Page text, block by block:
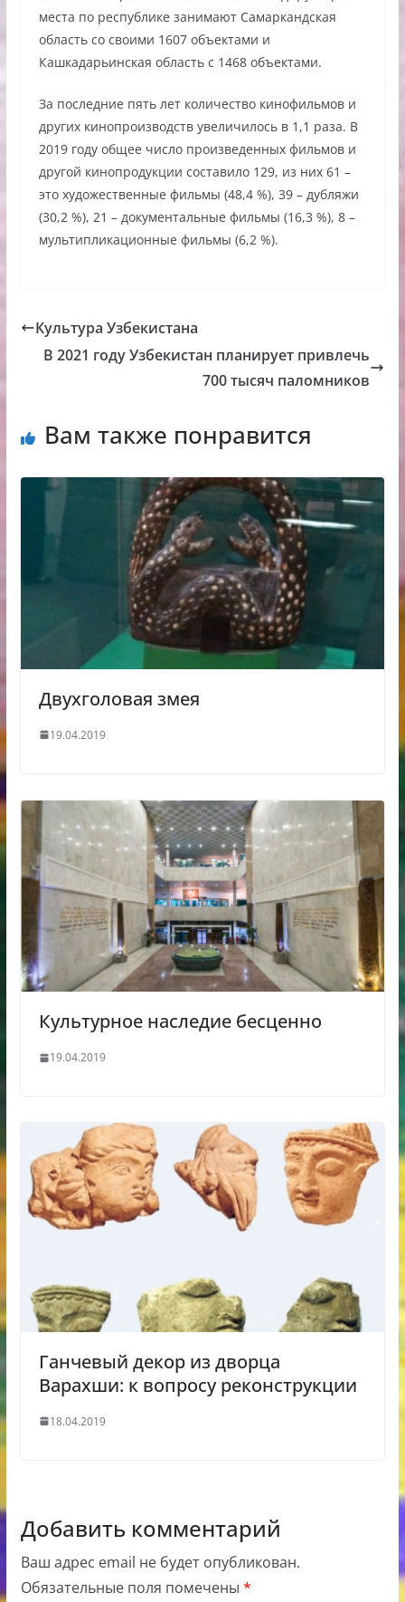
места по республике занимают Самаркандская
область со своими 1607 объектами и
Кашкадарьинская область с 1468 объектами.
За последние пять лет количество кинофильмов и
других кинопроизводств увеличилось в 1,1 раза. В
2019 году общее число произведенных фильмов и
другой кинопродукции составило 129, из них 61 –
это художественные фильмы (48,4 %), 39 – дубляжи
(30,2 %), 21 – документальные фильмы (16,3 %), 8 –
мультипликационные фильмы (6,2 %).
Культура Узбекистана
В 2021 году Узбекистан планирует привлечь
700 тысяч паломников
Вам также понравится
Двухголовая змея
19.04.2019
Культурное наследие бесценно
19.04.2019
Ганчевый декор из дворца
Варахши: к вопросу реконструкции
18.04.2019
Добавить комментарий
Ваш адрес email не будет опубликован.
Обязательные поля помечены *